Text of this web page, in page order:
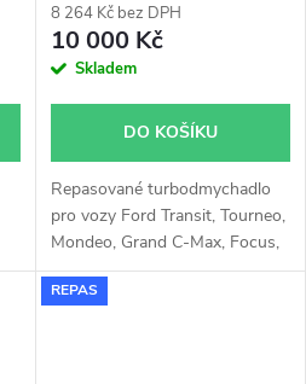
8 264 Kč bez DPH
10 000 Kč
Skladem
DO KOŠÍKU
Repasované turbodmychadlo
pro vozy Ford Transit, Tourneo,
Mondeo, Grand C-Max, Focus,
C-Max, Citroen Spacetourer,
Jumpy, Grand C4 Spacetourer,
REPAS